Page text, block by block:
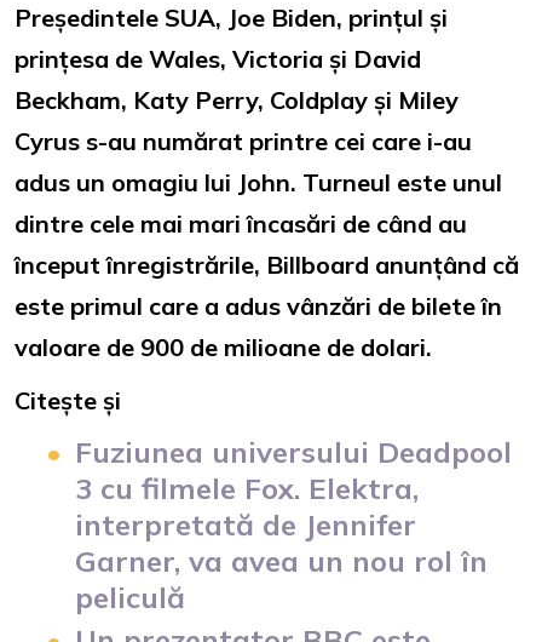
Președintele SUA, Joe Biden, prințul și
prințesa de Wales, Victoria și David
Beckham, Katy Perry, Coldplay și Miley
Cyrus s-au numărat printre cei care i-au
adus un omagiu lui John. Turneul este unul
dintre cele mai mari încasări de când au
început înregistrările, Billboard anunțând că
este primul care a adus vânzări de bilete în
valoare de 900 de milioane de dolari.
Citește și
Fuziunea universului Deadpool
3 cu filmele Fox. Elektra,
interpretată de Jennifer
Garner, va avea un nou rol în
peliculă